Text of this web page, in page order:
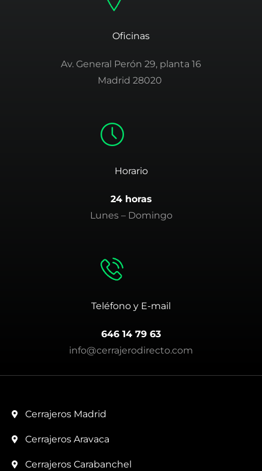
Oficinas
Av. General Perón 29, planta 16
Madrid 28020
Horario
24 horas
Lunes – Domingo
Teléfono y E-mail
646 14 79 63
info@cerrajerodirecto.com
Cerrajeros Madrid
Cerrajeros Aravaca
Cerrajeros Carabanchel